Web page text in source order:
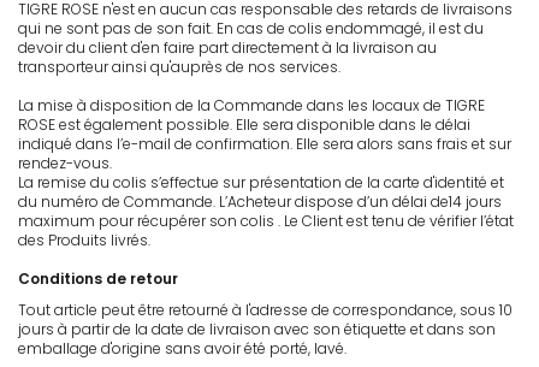
TIGRE ROSE n'est en aucun cas responsable des retards de livraisons
qui ne sont pas de son fait. En cas de colis endommagé, il est du
devoir du client d'en faire part directement à la livraison au
transporteur ainsi qu'auprès de nos services.
La mise à disposition de la Commande dans les locaux de TIGRE
ROSE est également possible. Elle sera disponible dans le délai
indiqué dans l’e-mail de confirmation. Elle sera alors sans frais et sur
rendez-vous.
La remise du colis s’effectue sur présentation de la carte d'identité et
du numéro de Commande. L’Acheteur dispose d’un délai de14 jours
maximum pour récupérer son colis . Le Client est tenu de vérifier l’état
des Produits livrés.
Conditions de retour
Tout article peut être retourné à l'adresse de correspondance, sous 10
jours à partir de la date de livraison avec son étiquette et dans son
emballage d'origine sans avoir été porté, lavé.